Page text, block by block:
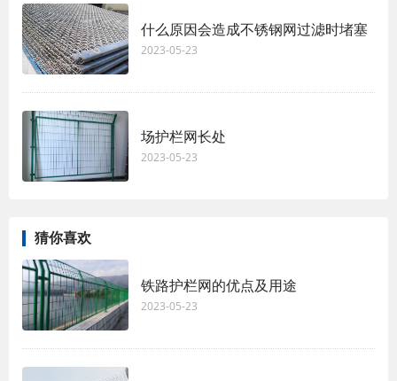
什么原因会造成不锈钢网过滤时堵塞
2023-05-23
场护栏网长处
2023-05-23
猜你喜欢
铁路护栏网的优点及用途
2023-05-23